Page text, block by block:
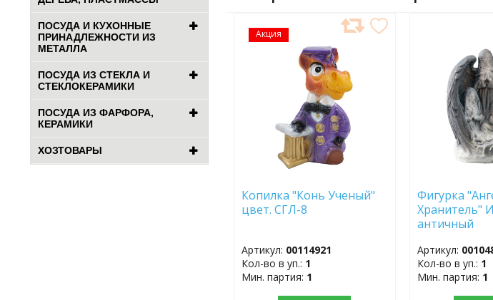
ПОСУДА И КУХОННЫЕ
ПРИНАДЛЕЖНОСТИ ИЗ
МЕТАЛЛА
ПОСУДА ИЗ СТЕКЛА И
СТЕКЛОКЕРАМИКИ
ПОСУДА ИЗ ФАРФОРА,
КЕРАМИКИ
ХОЗТОВАРЫ
Акция
ДОБАВИТЬ
В
ИЗБРАННОЕ
Копилка "Конь Ученый"
цвет. СГЛ-8
Артикул: 00114921
Кол-во в уп.: 1
Мин. партия: 1
ИЗБРАННОЕ
Фигурка
Хранитель"
античный
Артикул:
Кол-во в уп.: 1
Мин. партия: 1